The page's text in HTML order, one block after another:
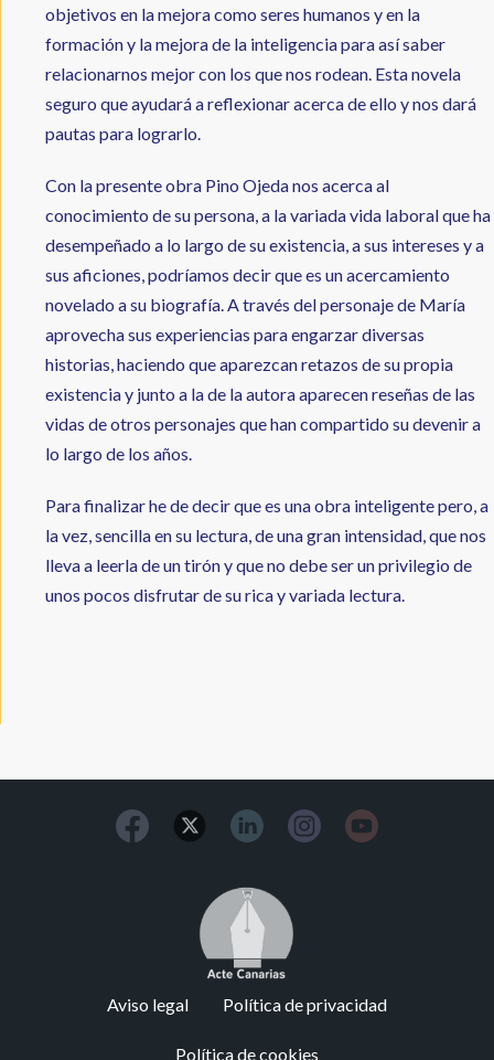
objetivos en la mejora como seres humanos y en la
formación y la mejora de la inteligencia para así saber
relacionarnos mejor con los que nos rodean. Esta novela
seguro que ayudará a reflexionar acerca de ello y nos dará
pautas para lograrlo.
Con la presente obra Pino Ojeda nos acerca al
conocimiento de su persona, a la variada vida laboral que ha
desempeñado a lo largo de su existencia, a sus intereses y a
sus aficiones, podríamos decir que es un acercamiento
novelado a su biografía. A través del personaje de María
aprovecha sus experiencias para engarzar diversas
historias, haciendo que aparezcan retazos de su propia
existencia y junto a la de la autora aparecen reseñas de las
vidas de otros personajes que han compartido su devenir a
lo largo de los años.
Para finalizar he de decir que es una obra inteligente pero, a
la vez, sencilla en su lectura, de una gran intensidad, que nos
lleva a leerla de un tirón y que no debe ser un privilegio de
unos pocos disfrutar de su rica y variada lectura.
Image
Aviso legal Política de privacidad
Política de cookies